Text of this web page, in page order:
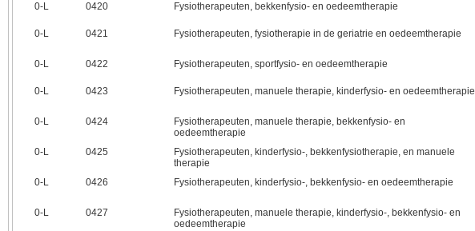
0‑L 0420 Fysiotherapeuten, bekkenfysio- en oedeemtherapie
0‑L 0421 Fysiotherapeuten, fysiotherapie in de geriatrie en oedeemtherapie
0‑L
0422 Fysiotherapeuten, sportfysio- en oedeemtherapie
0‑L 0423 Fysiotherapeuten, manuele therapie, kinderfysio- en oedeemtherapie
0‑L
0424
Fysiotherapeuten, manuele therapie, bekkenfysio- en
oedeemtherapie
0‑L
0425
Fysiotherapeuten, kinderfysio-, bekkenfysiotherapie, en manuele
therapie
0‑L
0426 Fysiotherapeuten, kinderfysio-, bekkenfysio- en oedeemtherapie
0‑L
0427
Fysiotherapeuten, manuele therapie, kinderfysio-, bekkenfysio- en
oedeemtherapie